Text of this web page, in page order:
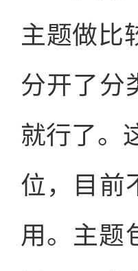
主题做比
分开了分
就行了。
位，目前
用。主题